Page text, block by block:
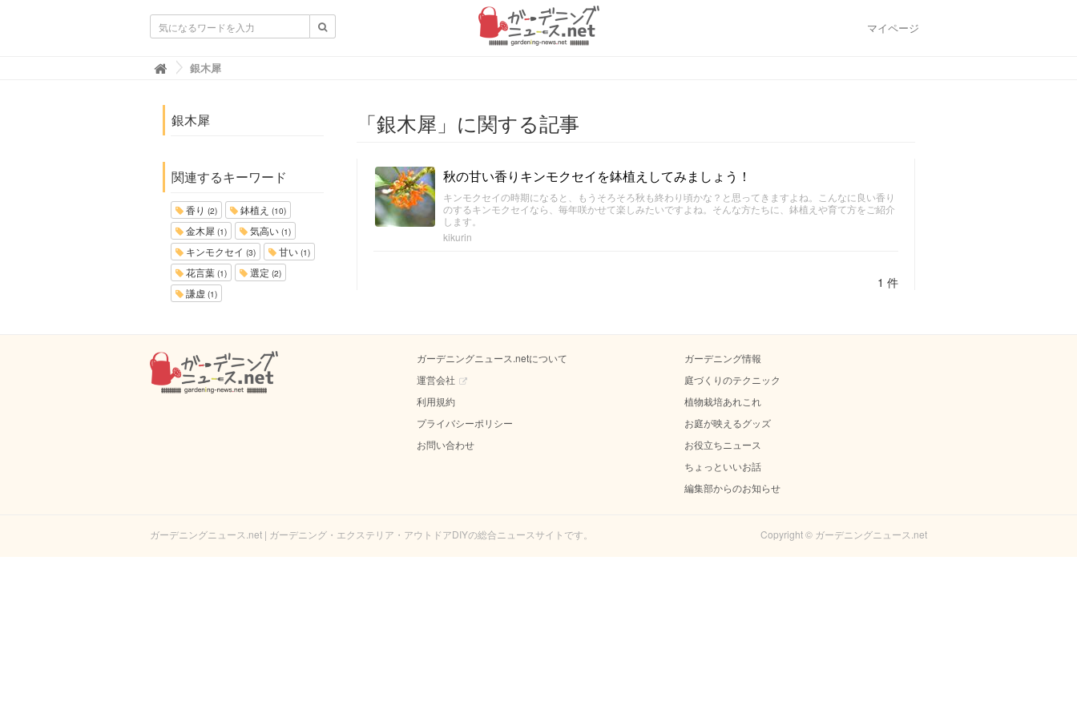
マイページ
ガーデニングニュース.net
銀木犀
銀木犀
関連するキーワード
香り (2) 鉢植え (10)
金木犀 (1) 気高い (1)
キンモクセイ (3) 甘い (1)
花言葉 (1) 選定 (2)
謙虚 (1)
「銀木犀」に関する記事
秋の甘い香りキンモクセイを鉢植えしてみましょう！
キンモクセイの時期になると、もうそろそろ秋も終わり頃かな？と思ってきますよね。こんなに良い香り
のするキンモクセイなら、毎年咲かせて楽しみたいですよね。そんな方たちに、鉢植えや育て方をご紹介
します。
kikurin
1 件
ガーデニングニュース.netについて
運営会社
利用規約
プライバシーポリシー
お問い合わせ
ガーデニング情報
庭づくりのテクニック
植物栽培あれこれ
お庭が映えるグッズ
お役立ちニュース
ちょっといいお話
編集部からのお知らせ
ガーデニングニュース.net | ガーデニング・エクステリア・アウトドアDIYの総合ニュースサイトです。 Copyright © ガーデニングニュース.net